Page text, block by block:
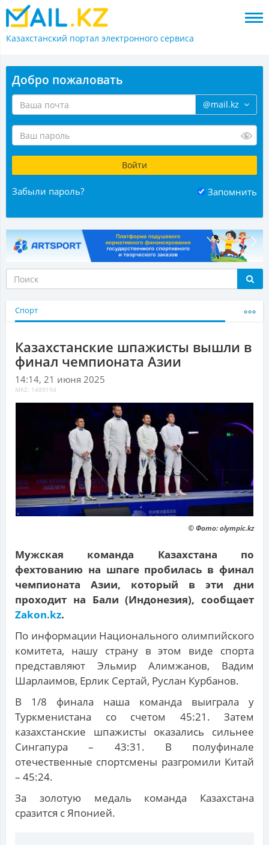
Казахстанский портал электронного сервиса
Добро пожаловать
@mail.kz
Забыли пароль? Запомнить
Спорт
Казахстанские шпажисты вышли в
финал чемпионата Азии
14:14, 21 июня 2025
MKZ: 1489194
© Фото: olympic.kz
Мужская команда Казахстана по
фехтованию на шпаге пробилась в финал
чемпионата Азии, который в эти дни
проходит на Бали (Индонезия), сообщает
Zakon.kz.
По информации Национального олимпийского
комитета, нашу страну в этом виде спорта
представляют Эльмир Алимжанов, Вадим
Шарлаимов, Ерлик Сертай, Руслан Курбанов.
В 1/8 финала наша команда выиграла у
Туркменистана со счетом 45:21. Затем
казахстанские шпажисты оказались сильнее
Сингапура – 43:31. В полуфинале
отечественные спортсмены разгромили Китай
– 45:24.
За золотую медаль команда Казахстана
сразится с Японией.